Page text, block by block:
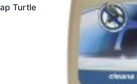
Turtle